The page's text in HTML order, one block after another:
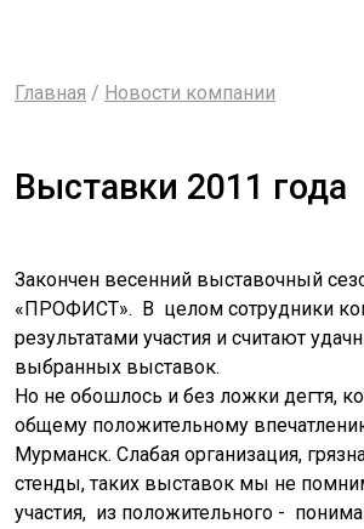
Главная / Новости компании
Выставки 2011 года
Закончен весенний выставочный
«ПРОФИСТ». В целом сотрудники
результатами участия и считают
выбранных выставок.
Но не обошлось и без ложки дегтя,
общему положительному
Мурманск. Слабая организация,
стенды, таких выставок мы не
участия, из положительного -